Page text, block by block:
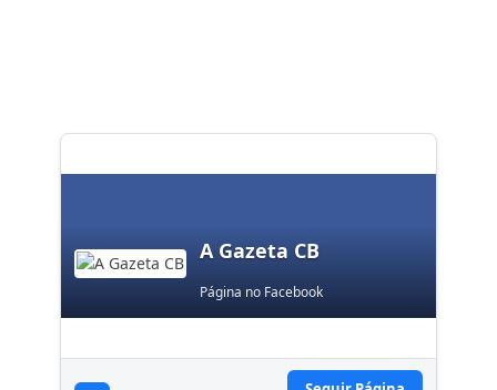
A Gazeta CB
Página no Facebook